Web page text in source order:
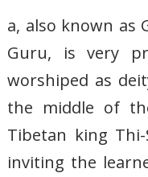
a, also known as
Guru, is very
worshiped as
the middle of
Tibetan king
inviting the